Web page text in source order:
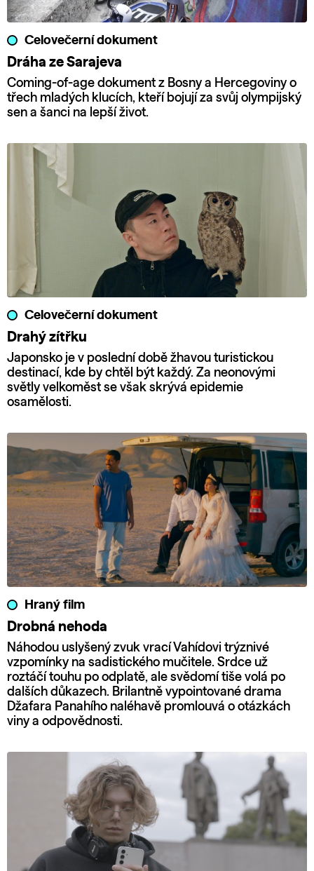
Celovečerní dokument
Dráha ze Sarajeva
Coming-of-age dokument z Bosny a Hercegoviny o
třech mladých klucích, kteří bojují za svůj olympijský
sen a šanci na lepší život.
Celovečerní dokument
Drahý zítřku
Japonsko je v poslední době žhavou turistickou
destinací, kde by chtěl být každý. Za neonovými
světly velkoměst se však skrývá epidemie
osamělosti.
Hraný film
Drobná nehoda
Náhodou uslyšený zvuk vrací Vahídovi trýznivé
vzpomínky na sadistického mučitele. Srdce už
roztáčí touhu po odplatě, ale svědomí tiše volá po
dalších důkazech. Brilantně vypointované drama
Džafara Panahího naléhavě promlouvá o otázkách
viny a odpovědnosti.